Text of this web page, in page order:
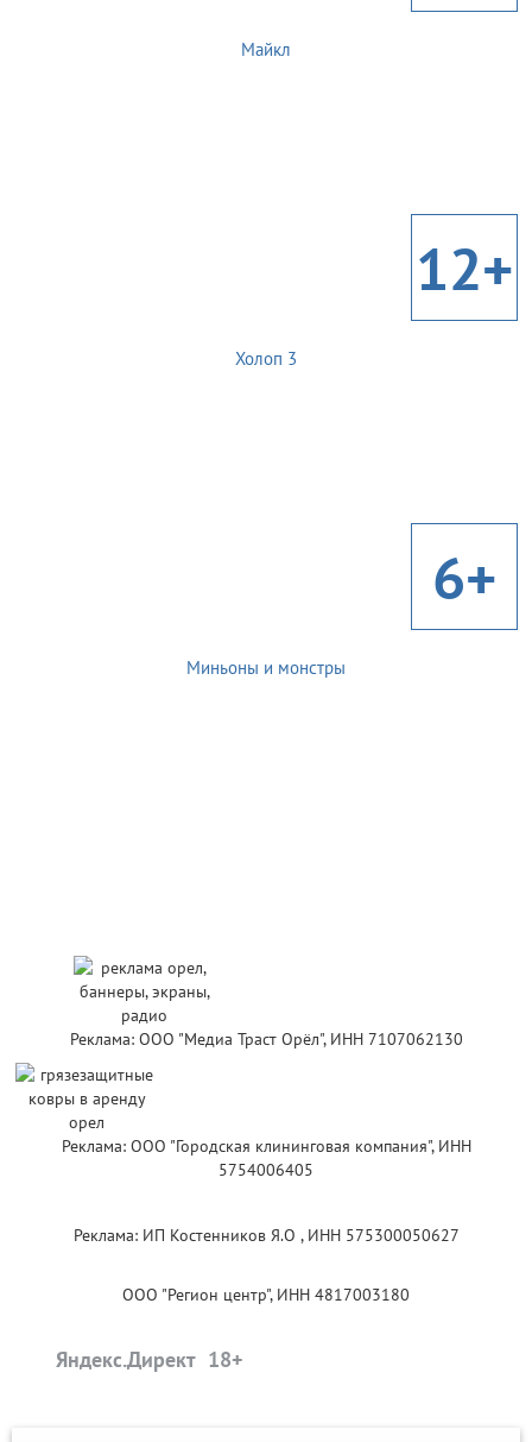
Майкл
12+
Холоп 3
6+
Миньоны и монстры
Реклама: ООО "Медиа Траст Орёл", ИНН 7107062130
Реклама: ООО "Городская клининговая компания", ИНН
5754006405
Реклама: ИП Костенников Я.О , ИНН 575300050627
ООО "Регион центр", ИНН 4817003180
Яндекс.Директ